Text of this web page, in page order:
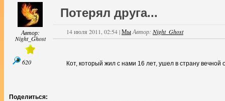
Автор:
Night_Ghost
620
Потерял друга...
14 июля 2011, 02:54|МыАвтор: Night_Ghost
Кот, который жил с нами 16 лет, ушел в страну вечной
Поделиться: